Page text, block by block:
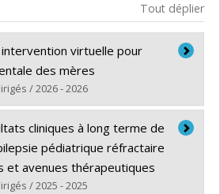
Tout déplier
virtuelle pour
des mères
/ 2026 - 2026
Tatiana
D.
dans Papyrus
cliniques à long terme de
pédiatrique réfractaire
et avenues thérapeutiques
/ 2025 - 2025